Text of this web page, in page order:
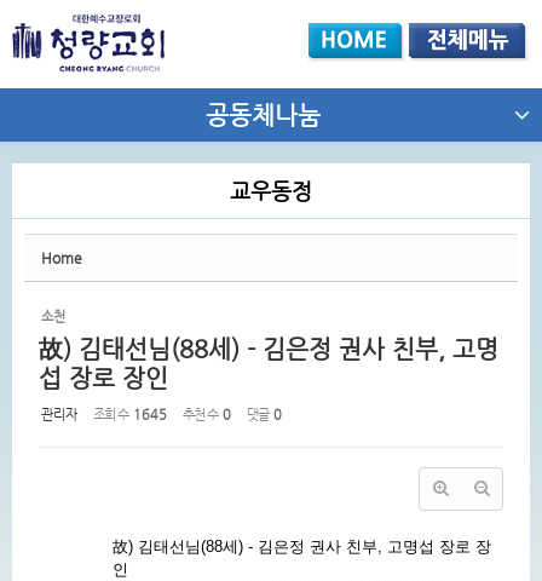
공동체나눔
교우동정
Home
소천
故) 김태선님(88세) - 김은정 권사 친부, 고명
섭 장로 장인
관리자 조회 수 1645 추천 수 0 댓글 0
故) 김태선님(88세) - 김은정 권사 친부, 고명섭 장로 장
인
Sketchbook5, 스케치북5
Sketchbook5, 스케치북5